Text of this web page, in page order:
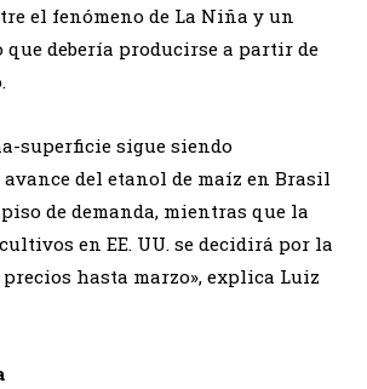
el fenómeno de La Niña y un
debería producirse a partir de
superficie sigue siendo
del etanol de maíz en Brasil
de demanda, mientras que la
en EE. UU. se decidirá por la
hasta marzo», explica Luiz